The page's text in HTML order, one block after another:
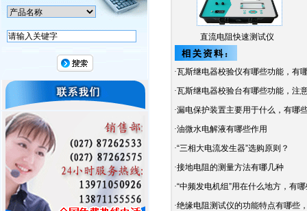
直流电阻快速测试仪
·瓦斯继电器校验仪有哪些功能，有
·瓦斯继电器校验台有哪些功能，注
·漏电保护装置主要用于什么，有哪
·油微水电解液有哪些作用
·“三相大电流发生器”选购原则？
·接地电阻的测量方法有哪几种
·“中频发电机组”用在什么地方，有
·绝缘电阻测试仪的功能特点有哪些